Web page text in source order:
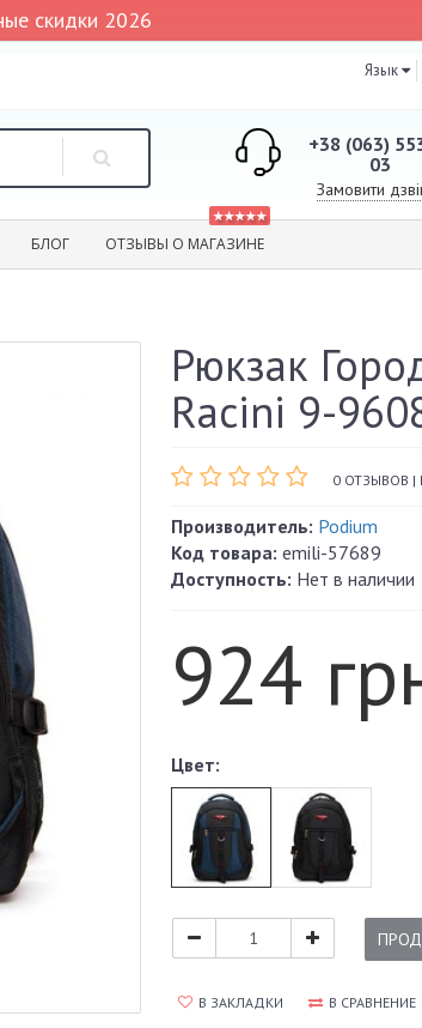
скидки 2026
Язык
+38 (063)
03
Замовити
БЛОГ
★★★★★
ОТЗЫВЫ О МАГАЗИНЕ
Рюкзак
Racini 9-
0 ОТЗЫВОВ |
Производитель: Podium
Код товара: emili-57689
Доступность: Нет в наличии
924
Цвет:
В ЗАКЛАДКИ В СРАВНЕНИЕ